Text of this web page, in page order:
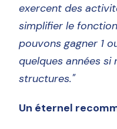
exercent des
simplifier le
pouvons gagner 1
quelques années si
structures."
Un éternel